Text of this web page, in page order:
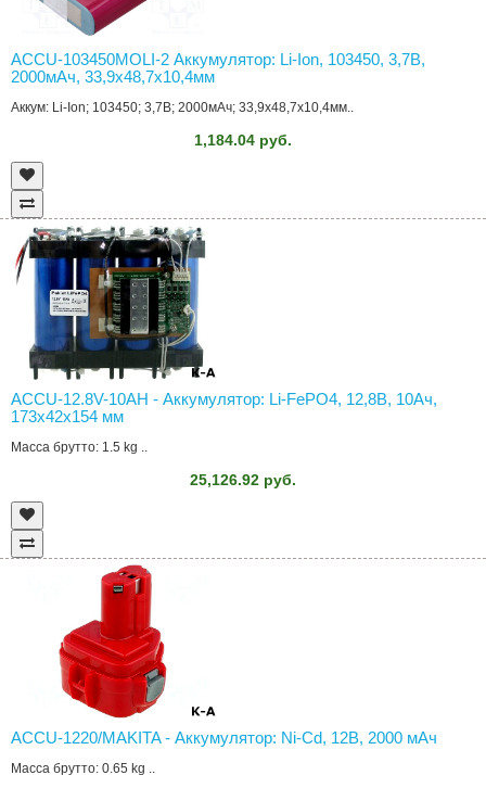
ACCU-103450MOLI-2 Аккумулятор: Li-Ion, 103450, 3,7В,
2000мАч, 33,9x48,7x10,4мм
Аккум: Li-Ion; 103450; 3,7В; 2000мАч; 33,9x48,7x10,4мм..
1,184.04 руб.
ACCU-12.8V-10AH - Аккумулятор: Li-FePO4, 12,8В, 10Aч,
173x42x154 мм
Масса брутто: 1.5 kg ..
25,126.92 руб.
ACCU-1220/MAKITA - Аккумулятор: Ni-Cd, 12В, 2000 мAч
Масса брутто: 0.65 kg ..